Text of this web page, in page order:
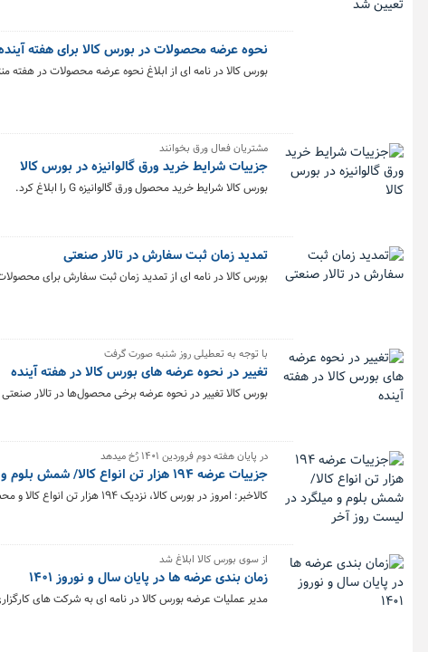
نحوه عرضه محصولات در بورس کالا برای هفته
بورس کالا در نامه ای از ابلاغ نحوه عرضه محصولات در هفته منتهی به ۲۱ اردیبهشت
مشتریان فعال ورق بخوانند
جزییات شرایط خرید ورق گالوانیزه در بورس کالا
بورس کالا شرایط خرید محصول ورق گالوانیزه G را ابلاغ کرد.
تمدید زمان ثبت سفارش در تالار صنعتی
بورس کالا در نامه ای از تمدید زمان ثبت سفارش برای
با توجه به تعطیلی روز شنبه صورت گرفت
تغییر در نحوه عرضه های بورس کالا در هفته آینده
بورس کالا تغییر در نحوه عرضه برخی محصول‌ها در تالار صنعتی در هفته منتهی به
در پایان هفته دوم فروردین ۱۴۰۱ رُخ میدهد
جزییات عرضه ۱۹۴ هزار تن انواع کالا/ شمش بلوم و میلگرد در لیست روز آخر
کالاخبر: امروز در بورس کالا، نزدیک ۱۹۴ هزار تن انواع کالا و محصول در تالارهای صنعتی، پتروشیمی، فرآورده های نفتی و صادراتی و دو بازار فرعی و حراج باز عرضه میشود.
از سوی بورس کالا ابلاغ شد
زمان بندی عرضه ها در پایان سال و نوروز ۱۴۰۱
مدیر عملیات عرضه بورس کالا در نامه ای به شرکت های کارگزاری، زمان بندی عرضه در